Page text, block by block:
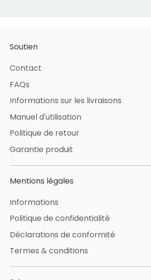
Soutien
Contact
FAQs
Informations sur les livraisons
Manuel d'utilisation
Politique de retour
Garantie produit
Mentions légales
Informations
Politique de confidentialité
Déclarations de conformité
Termes & conditions